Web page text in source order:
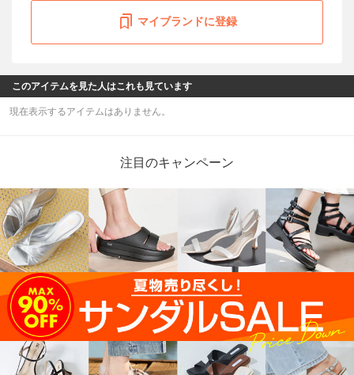
マイブランドに登録
このアイテムを見た人はこれも見ています
現在表示するアイテムはありません。
注目のキャンペーン